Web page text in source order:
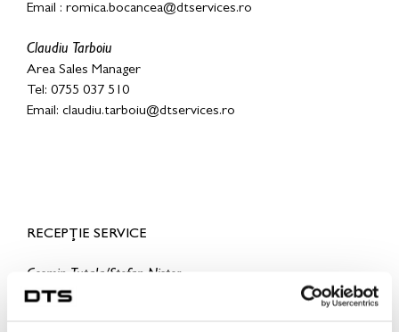
Email : romica.bocancea@dtservices.ro
Claudiu Tarboiu
Area Sales Manager
Tel: 0755 037 510
Email: claudiu.tarboiu@dtservices.ro
RECEPȚIE SERVICE
Cosmin Tutala/Stefan Nistor
Service Reception